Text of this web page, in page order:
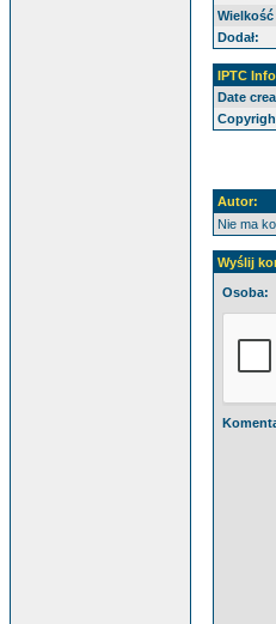
Dodał:
IPTC Info
Date
Autor:
Nie ma
Wyślij
Osoba: